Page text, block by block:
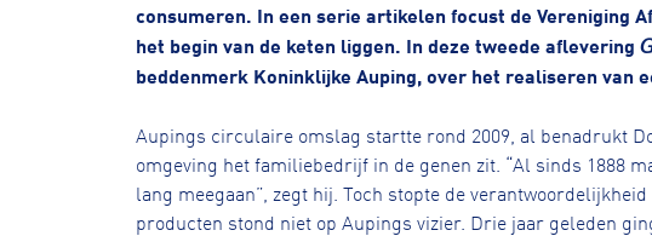
consumeren. In een serie artikelen focust de Vereniging
het begin van de keten liggen. In deze tweede aflevering
beddenmerk Koninklijke Auping, over het realiseren van
Aupings circulaire omslag startte rond 2009, al benadrukt
omgeving het familiebedrijf in de genen zit. “Al sinds 1888
lang meegaan”, zegt hij. Toch stopte de
producten stond niet op Aupings vizier. Drie jaar geleden